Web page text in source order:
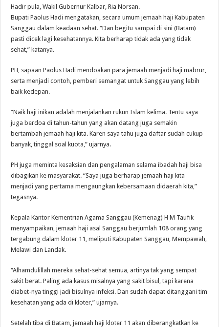
Hadir pula, Wakil Gubernur Kalbar, Ria Norsan.
Bupati Paolus Hadi mengatakan, secara umum jemaah haji Kabupaten
Sanggau dalam keadaan sehat. “Dan begitu sampai di sini (Batam)
pasti dicek lagi kesehatannya. Kita berharap tidak ada yang tidak
sehat,” katanya.
PH, sapaan Paolus Hadi mendoakan para jemaah menjadi haji mabrur,
serta menjadi contoh, pemberi semangat untuk Sanggau yang lebih
baik kedepan.
“Naik haji inikan adalah menjalankan rukun Islam kelima. Tentu saya
juga berdoa di tahun-tahun yang akan datang juga semakin
bertambah jemaah haji kita. Karen saya tahu juga daftar sudah cukup
banyak, tinggal soal kuota,” ujarnya.
PH juga meminta kesaksian dan pengalaman selama ibadah haji bisa
dibagikan ke masyarakat. “Saya juga berharap jemaah haji kita
menjadi yang pertama mengaungkan kebersamaan didaerah kita,”
tegasnya.
Kepala Kantor Kementrian Agama Sanggau (Kemenag) H M Taufik
menyampaikan, jemaah haji asal Sanggau berjumlah 108 orang yang
tergabung dalam kloter 11, meliputi Kabupaten Sanggau, Mempawah,
Melawi dan Landak.
“Alhamdulillah mereka sehat-sehat semua, artinya tak yang sempat
sakit berat. Paling ada kasus misalnya yang sakit bisul, tapi karena
diabet-nya tinggi jadi bisulnya infeksi. Dan sudah dapat ditanggani tim
kesehatan yang ada di kloter,” ujarnya.
Setelah tiba di Batam, jemaah haji kloter 11 akan diberangkatkan ke